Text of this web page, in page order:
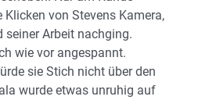
von Stevens Kamera,
seiner Arbeit nachging.
wie vor angespannt.
sie Stich nicht über den
wurde etwas unruhig auf